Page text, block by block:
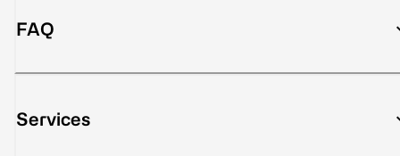
FAQ
Services